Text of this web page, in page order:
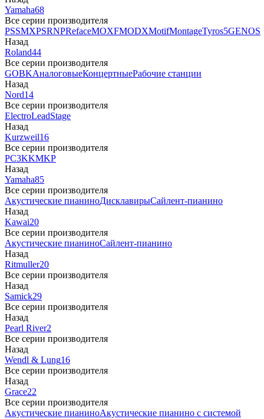
Yamaha68
Все серии производителя
PSSMXPSRNPRefaceMOXFMODXMotifMontageTyros5GENOS
Назад
Roland44
Все серии производителя
GOBKАналоговыеКонцертныеРабочие станции
Назад
Nord14
Все серии производителя
ElectroLeadStage
Назад
Kurzweil16
Все серии производителя
PC3KKMKP
Назад
Yamaha85
Все серии производителя
Акустические пианиноДисклавирыСайлент-пианино
Назад
Kawai20
Все серии производителя
Акустические пианиноСайлент-пианино
Назад
Ritmuller20
Все серии производителя
Назад
Samick29
Все серии производителя
Назад
Pearl River2
Все серии производителя
Назад
Wendl & Lung16
Все серии производителя
Назад
Grace22
Все серии производителя
Акустические пианиноАкустические пианино с системой